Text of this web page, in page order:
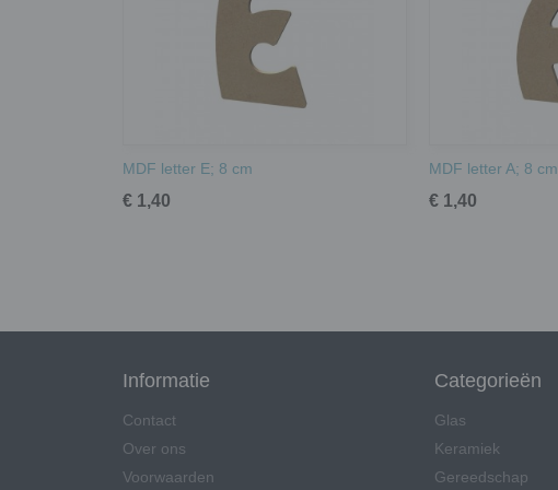
MDF letter E; 8 cm
€ 1,40
MDF letter A; 8 cm
€ 1,40
Informatie
Contact
Over ons
Voorwaarden
Categorieën
Glas
Keramiek
Gereedschap